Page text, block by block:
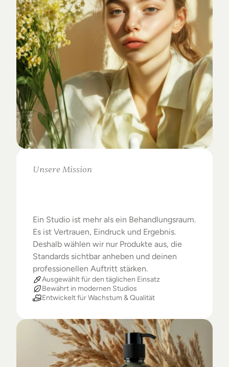
Unsere Mission
Ein Studio ist mehr als ein Behandlungsraum.
Es ist Vertrauen, Eindruck und Ergebnis.
Deshalb wählen wir nur Produkte aus, die
Standards sichtbar anheben und deinen
professionellen Auftritt stärken.
Ausgewählt für den täglichen Einsatz
Bewährt in modernen Studios
Entwickelt für Wachstum & Qualität